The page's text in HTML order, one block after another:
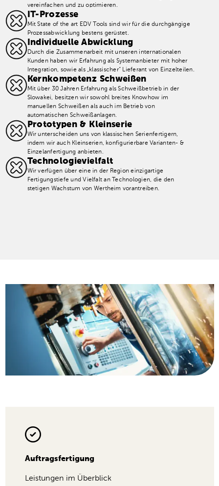
vereinfachen und zu optimieren.
IT-Prozesse
Mit State of the art EDV Tools sind wir für die durchgängige
Prozessabwicklung bestens gerüstet.
Individuelle Abwicklung
Durch die Zusammenarbeit mit unseren internationalen
Kunden haben wir Erfahrung als Systemanbieter mit hoher
Integration, sowie als „klassischer“ Lieferant von Einzelteilen.
Kernkompetenz Schweißen
Mit über 30 Jahren Erfahrung als Schweißbetrieb in der
Slowakei, besitzen wir sowohl breites Knowhow im
manuellen Schweißen als auch im Betrieb von
automatischen Schweißanlagen.
Prototypen & Kleinserie
Wir unterscheiden uns von klassischen Serienfertigern,
indem wir auch Kleinserien, konfigurierbare Varianten- &
Einzelanfertigung anbieten.
Technologievielfalt
Wir verfügen über eine in der Region einzigartige
Fertigungstiefe und Vielfalt an Technologien, die den
stetigen Wachstum von Wertheim vorantreiben.
Auftragsfertigung
Leistungen im Überblick